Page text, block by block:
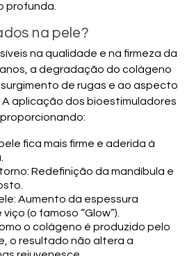
profunda.
na pele?
na qualidade e na firmeza da
a degradação do colágeno
de rugas e ao aspecto
A aplicação dos bioestimuladores
fica mais firme e aderida à
Redefinição da mandíbula e
Aumento da espessura
(o famoso “Glow”).
o colágeno é produzido pelo
o resultado não altera a